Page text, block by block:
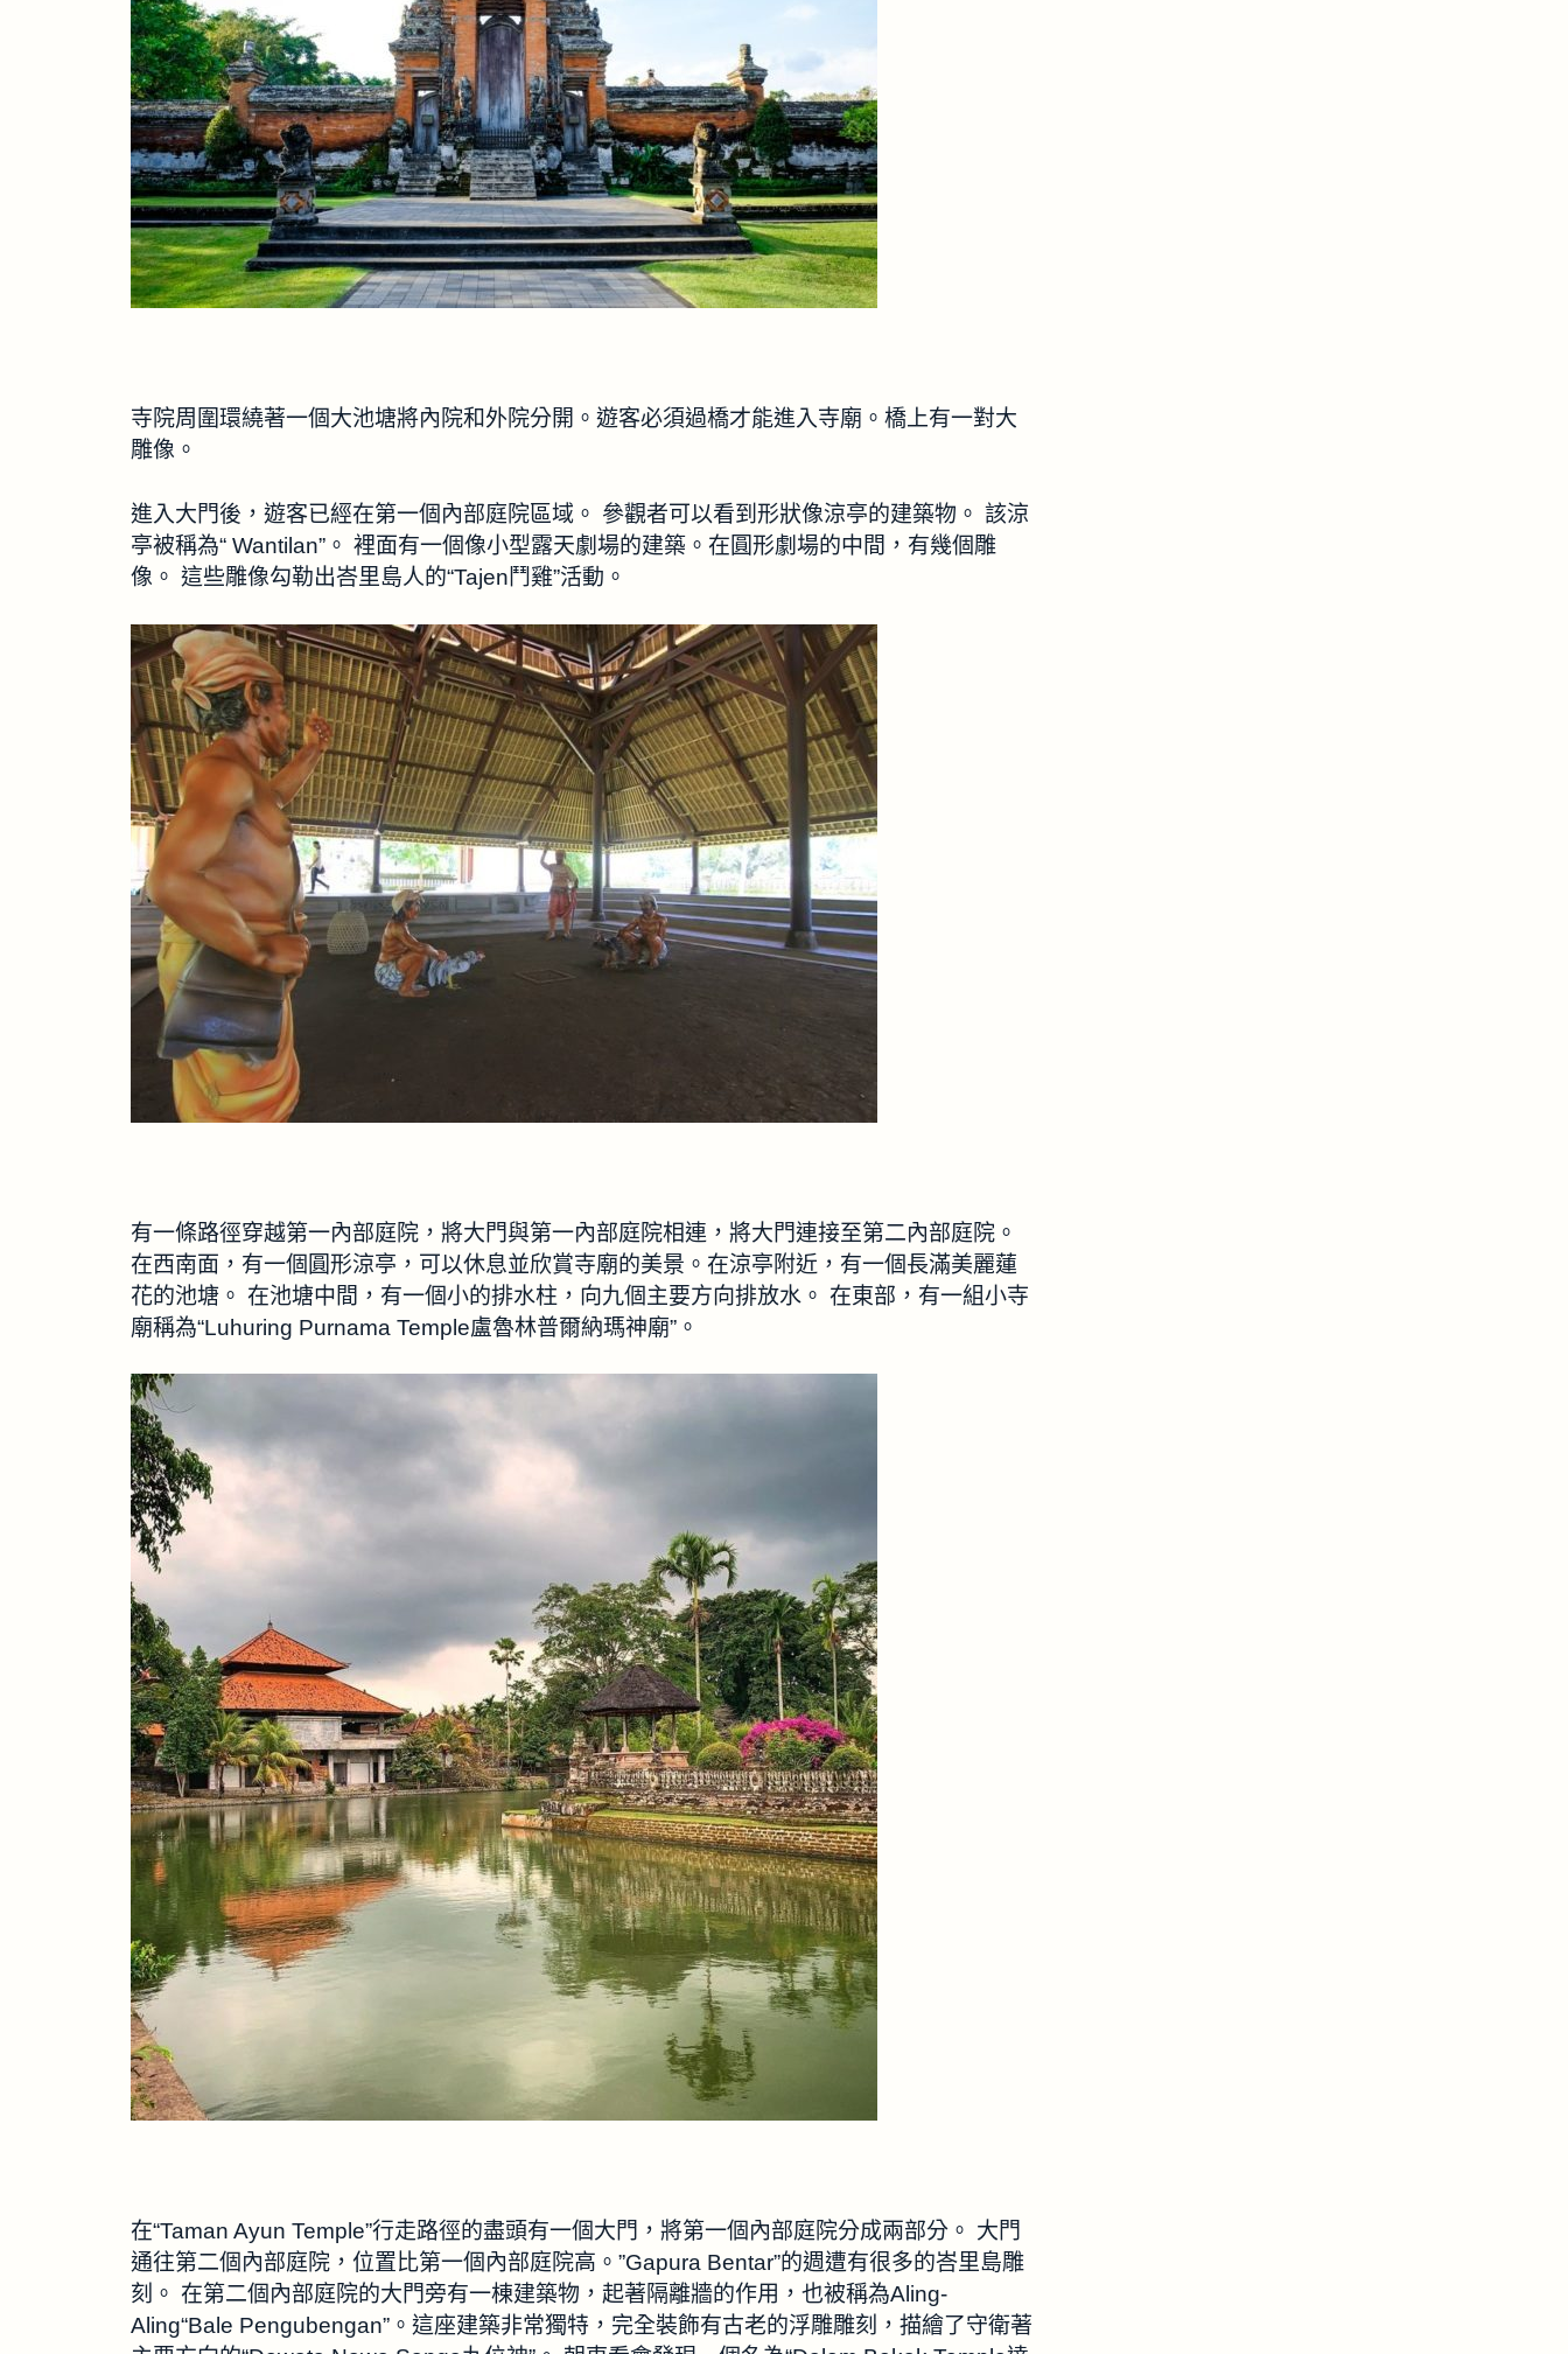
寺院周圍環繞著一個大池塘將內院和外院分開。遊客必須過橋才能進入寺廟。橋上有一對大
雕像。
進入大門後，遊客已經在第一個內部庭院區域。 參觀者可以看到形狀像涼亭的建築物。 該涼
亭被稱為“ Wantilan”。 裡面有一個像小型露天劇場的建築。在圓形劇場的中間，有幾個雕
像。 這些雕像勾勒出峇里島人的“Tajen鬥雞”活動。
有一條路徑穿越第一內部庭院，將大門與第一內部庭院相連，將大門連接至第二內部庭院。
在西南面，有一個圓形涼亭，可以休息並欣賞寺廟的美景。在涼亭附近，有一個長滿美麗蓮
花的池塘。 在池塘中間，有一個小的排水柱，向九個主要方向排放水。 在東部，有一組小寺
廟稱為“Luhuring Purnama Temple盧魯林普爾納瑪神廟”。
在“Taman Ayun Temple”行走路徑的盡頭有一個大門，將第一個內部庭院分成兩部分。 大門
通往第二個內部庭院，位置比第一個內部庭院高。”Gapura Bentar”的週遭有很多的峇里島雕
刻。 在第二個內部庭院的大門旁有一棟建築物，起著隔離牆的作用，也被稱為Aling-
Aling“Bale Pengubengan”。這座建築非常獨特，完全裝飾有古老的浮雕雕刻，描繪了守衛著